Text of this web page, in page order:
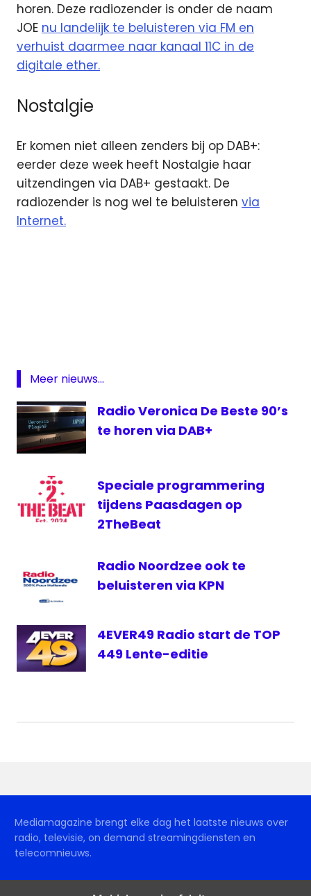
horen. Deze radiozender is onder de naam
JOE nu landelijk te beluisteren via FM en
verhuist daarmee naar kanaal 11C in de
digitale ether.
Nostalgie
Er komen niet alleen zenders bij op DAB+:
eerder deze week heeft Nostalgie haar
uitzendingen via DAB+ gestaakt. De
radiozender is nog wel te beluisteren via
Internet.
Meer nieuws...
Radio Veronica De Beste 90’s
te horen via DAB+
Speciale programmering
tijdens Paasdagen op
2TheBeat
Radio Noordzee ook te
beluisteren via KPN
4EVER49 Radio start de TOP
449 Lente-editie
Mediamagazine brengt elke dag het laatste nieuws over
radio, televisie, on demand streamingdiensten en
telecomnieuws.